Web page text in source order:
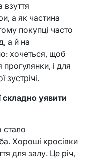
взуття
а як частина
покупці часто
а й на
хочеться, щоб
прогулянки, і для
зустрічі.
складно уявити
стало
Хороші кросівки
для залу. Це річ,